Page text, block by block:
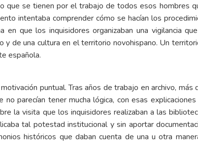
que se tienen por el trabajo de todos esos hombres
intentaba comprender cómo se hacían los
que los inquisidores organizaban una vigilancia
y de una cultura en el territorio novohispano. Un
española.
puntual. Tras años de trabajo en archivo,
parecían tener mucha lógica, con esas
la visita que los inquisidores realizaban a las
tal potestad institucional y sin aportar
históricos que daban cuenta de una u otra